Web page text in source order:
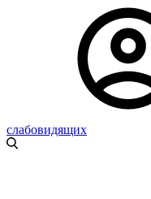
слабовидящих